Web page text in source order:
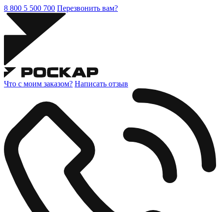
8 800 5 500 700 Перезвонить вам?
Что с моим заказом? Написать отзыв